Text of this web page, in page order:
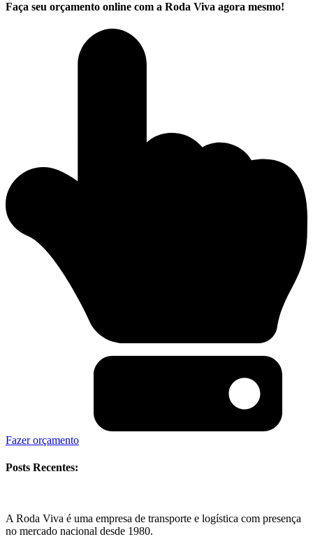
Faça seu orçamento online com a Roda Viva agora mesmo!
Fazer orçamento
Posts Recentes:
A Roda Viva é uma empresa de transporte e logística com presença
no mercado nacional desde 1980.